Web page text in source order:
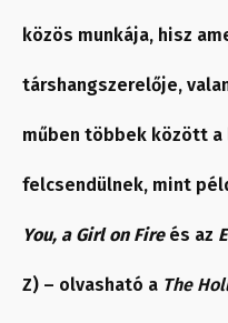
közös munkája, hisz
társhangszerelője,
műben többek között
felcsendülnek, mint
You, a Girl on Fireés az
Z) – olvasható a The